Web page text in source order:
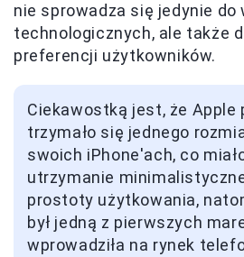
nie sprowadza się jedynie do
technologicznych, ale także
preferencji użytkowników.
Ciekawostką jest, że Apple
trzymało się jednego
swoich iPhone'ach, co
utrzymanie
prostoty użytkowania,
był jedną z pierwszych
wprowadziła na rynek